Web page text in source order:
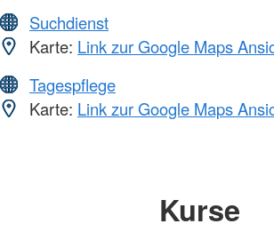
Suchdienst
Karte: Link zur Google Maps
Tagespflege
Karte: Link zur Google Maps
Kurse